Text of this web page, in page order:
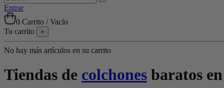
Entrar
0 Carrito /Vacío
Tu carrito
×
No hay más artículos en su carrito
Tiendas de colchones baratos en